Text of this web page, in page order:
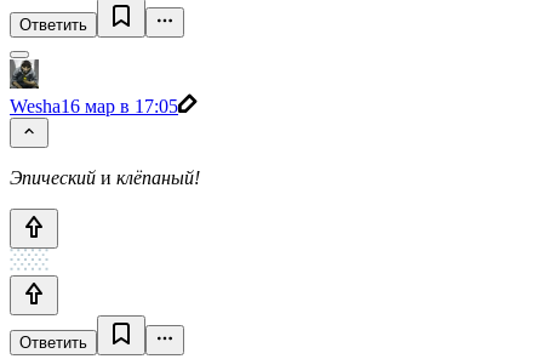
Ответить
Wesha16 мар в 17:05
Эпический и клёпаный!
Ответить